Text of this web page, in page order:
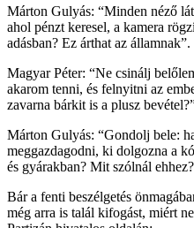
Márton Gulyás: “Minden néző
ahol pénzt keresel, a kamera
adásban? Ez árthat az államnak”.
Magyar Péter: “Ne csinálj
akarom tenni, és felnyitni az
zavarna bárkit is a plusz
Márton Gulyás: “Gondolj bele:
meggazdagodni, ki dolgozna a
és gyárakban? Mit szólnál
Bár a fenti beszélgetés
még arra is talál kifogást, miért